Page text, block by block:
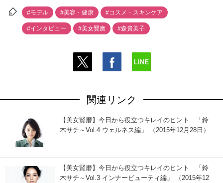
#モデル #美容・健康 #コスメ・スキンケア
#インタビュー #美女賢磨 #森貴美子
関連リンク
【美女賢磨】今日から役立つキレイのヒント 「鈴
木サチ～Vol.4 ウェルネス編」 （2015年12月28日）
【美女賢磨】今日から役立つキレイのヒント 「鈴
木サチ～Vol.3 インナービューティ編」 （2015年12